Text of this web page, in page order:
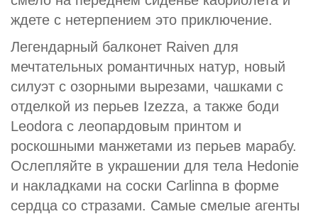
ждете с нетерпением это приключение.
Легендарный балконет Raiven для
мечтательных романтичных натур, новый
силуэт с озорными вырезами, чашками с
отделкой из перьев Izezza, а также боди
Leodora с леопардовым принтом и
роскошными манжетами из перьев марабу.
Ослепляйте в украшении для тела Hedonie
и накладками на соски Carlinna в форме
сердца со стразами. Самые смелые агенты